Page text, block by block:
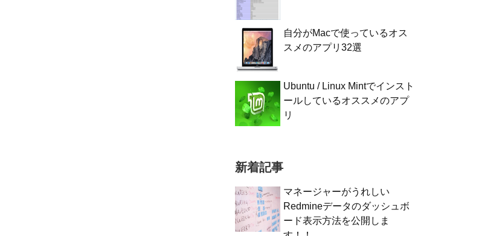
自分がMacで使っているオス
スメのアプリ32選
Ubuntu / Linux Mintでインスト
ールしているオススメのアプ
リ
新着記事
マネージャーがうれしい
Redmineデータのダッシュボ
ード表示方法を公開しま